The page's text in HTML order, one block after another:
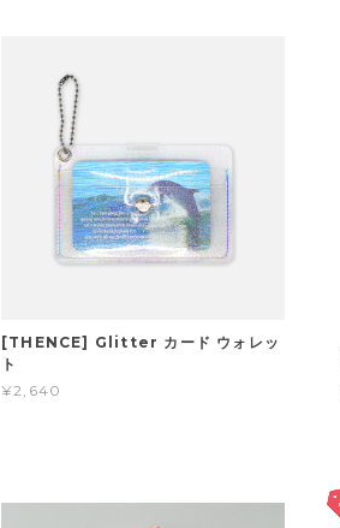
[THENCE] Glitter カード ウォレッ
ト
¥2,640